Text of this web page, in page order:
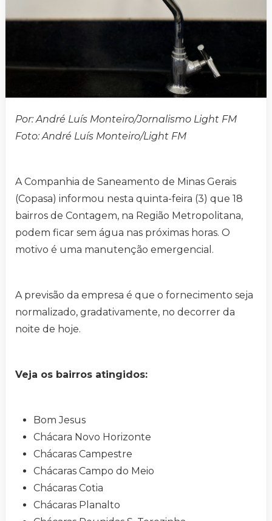
Por: André Luís Monteiro/Jornalismo Light FM
Foto: André Luís Monteiro/Light FM
A Companhia de Saneamento de Minas Gerais
(Copasa) informou nesta quinta-feira (3) que 18
bairros de Contagem, na Região Metropolitana,
podem ficar sem água nas próximas horas. O
motivo é uma manutenção emergencial.
A previsão da empresa é que o fornecimento seja
normalizado, gradativamente, no decorrer da
noite de hoje.
Veja os bairros atingidos:
Bom Jesus
Chácara Novo Horizonte
Chácaras Campestre
Chácaras Campo do Meio
Chácaras Cotia
Chácaras Planalto